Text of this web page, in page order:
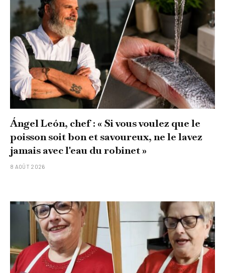
Ángel León, chef : « Si vous voulez que le
poisson soit bon et savoureux, ne le lavez
jamais avec l'eau du robinet »
8 AOÛT 2026